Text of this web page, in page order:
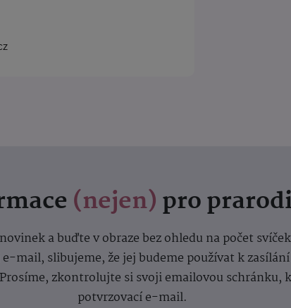
(nejen)pro
a buďte v obraze bez ohledu na počet
mail, slibujeme, že jej budeme používat k
Prosíme, zkontrolujte si svoji emailovou schránku,
potvrzovací e-mail.